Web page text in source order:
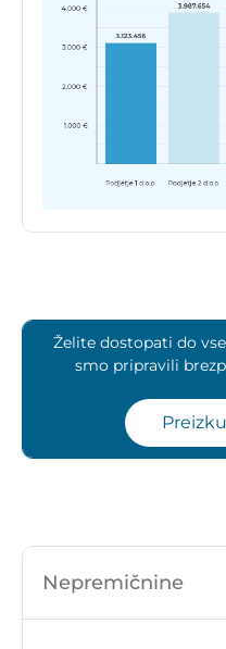
Želite dostopati do
smo pripravili
Nepremičnine